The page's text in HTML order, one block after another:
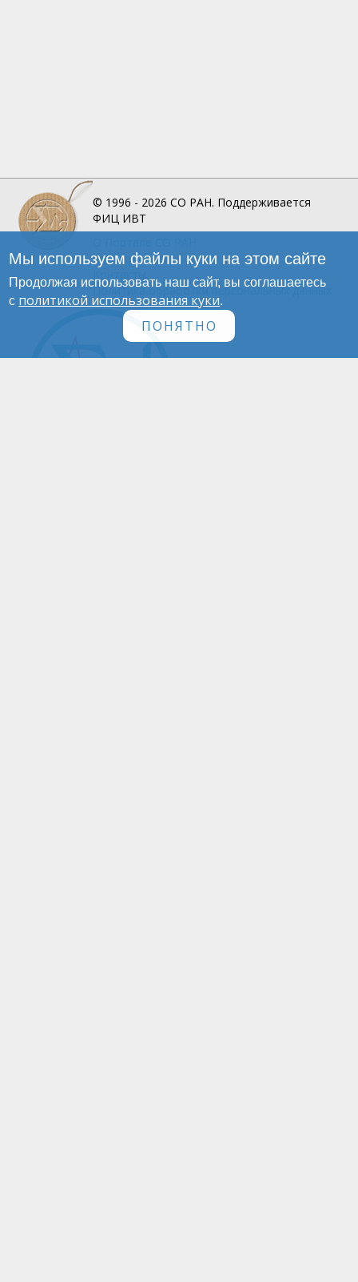
© 1996 - 2026 СО РАН. Поддерживается
ФИЦ ИВТ
Инфографика
Политика обработки персональных данных
Мы используем файлы куки на этом сайте
Продолжая использовать наш сайт, вы соглашаетесь
с политикой использования куки.
ПОНЯТНО